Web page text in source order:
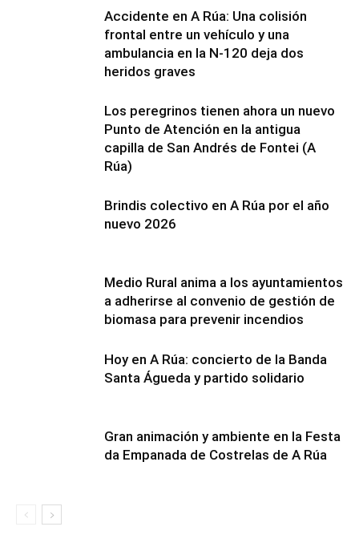
Accidente en A Rúa: Una colisión
frontal entre un vehículo y una
ambulancia en la N-120 deja dos
heridos graves
Los peregrinos tienen ahora un nuevo
Punto de Atención en la antigua
capilla de San Andrés de Fontei (A
Rúa)
Brindis colectivo en A Rúa por el año
nuevo 2026
Medio Rural anima a los ayuntamientos
a adherirse al convenio de gestión de
biomasa para prevenir incendios
Hoy en A Rúa: concierto de la Banda
Santa Águeda y partido solidario
Gran animación y ambiente en la Festa
da Empanada de Costrelas de A Rúa